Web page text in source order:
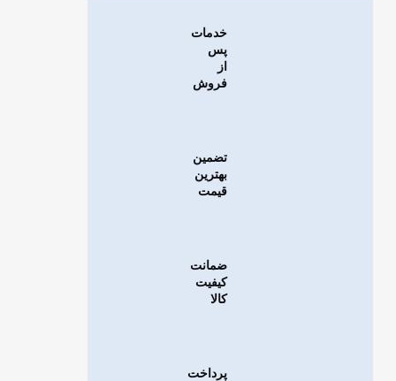
خدمات
پس
از
فروش
تضمین
بهترین
قیمت
ضمانت
کیفیت
کالا
پرداخت